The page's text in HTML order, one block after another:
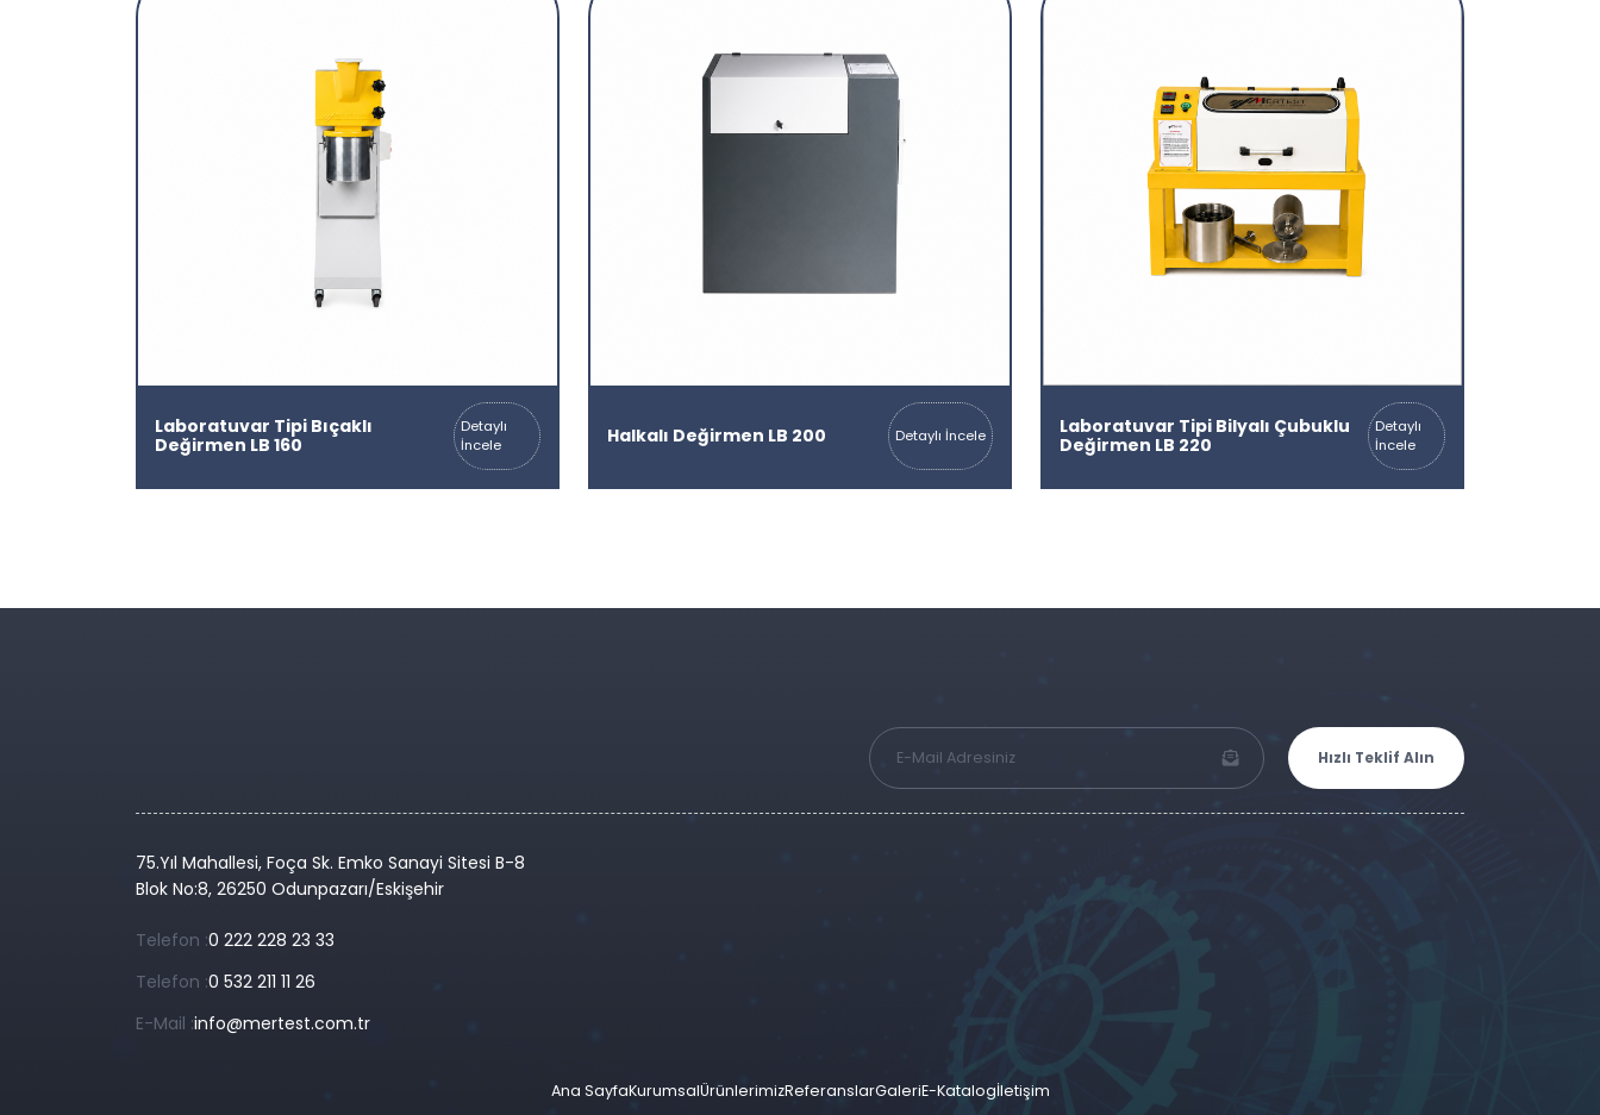
Laboratuvar Tipi Bıçaklı
Değirmen LB 160
Detaylı
İncele
Halkalı Değirmen LB 200 Detaylı İncele
Laboratuvar Tipi Bilyalı Çubuklu
Değirmen LB 220
Detaylı
İncele
Hızlı Teklif Alın
75.Yıl Mahallesi, Foça Sk. Emko Sanayi Sitesi B-8
Blok No:8, 26250 Odunpazarı/Eskişehir
Telefon :0 222 228 23 33
Telefon :0 532 211 11 26
E-Mail :info@mertest.com.tr
Ana SayfaKurumsalÜrünlerimizReferanslarGaleriE-Katalogİletişim